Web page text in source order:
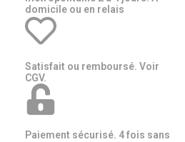
domicile ou en relais​​
Satisfait ou remboursé. Voir
CGV.
Paiement sécurisé. 4 fois sans